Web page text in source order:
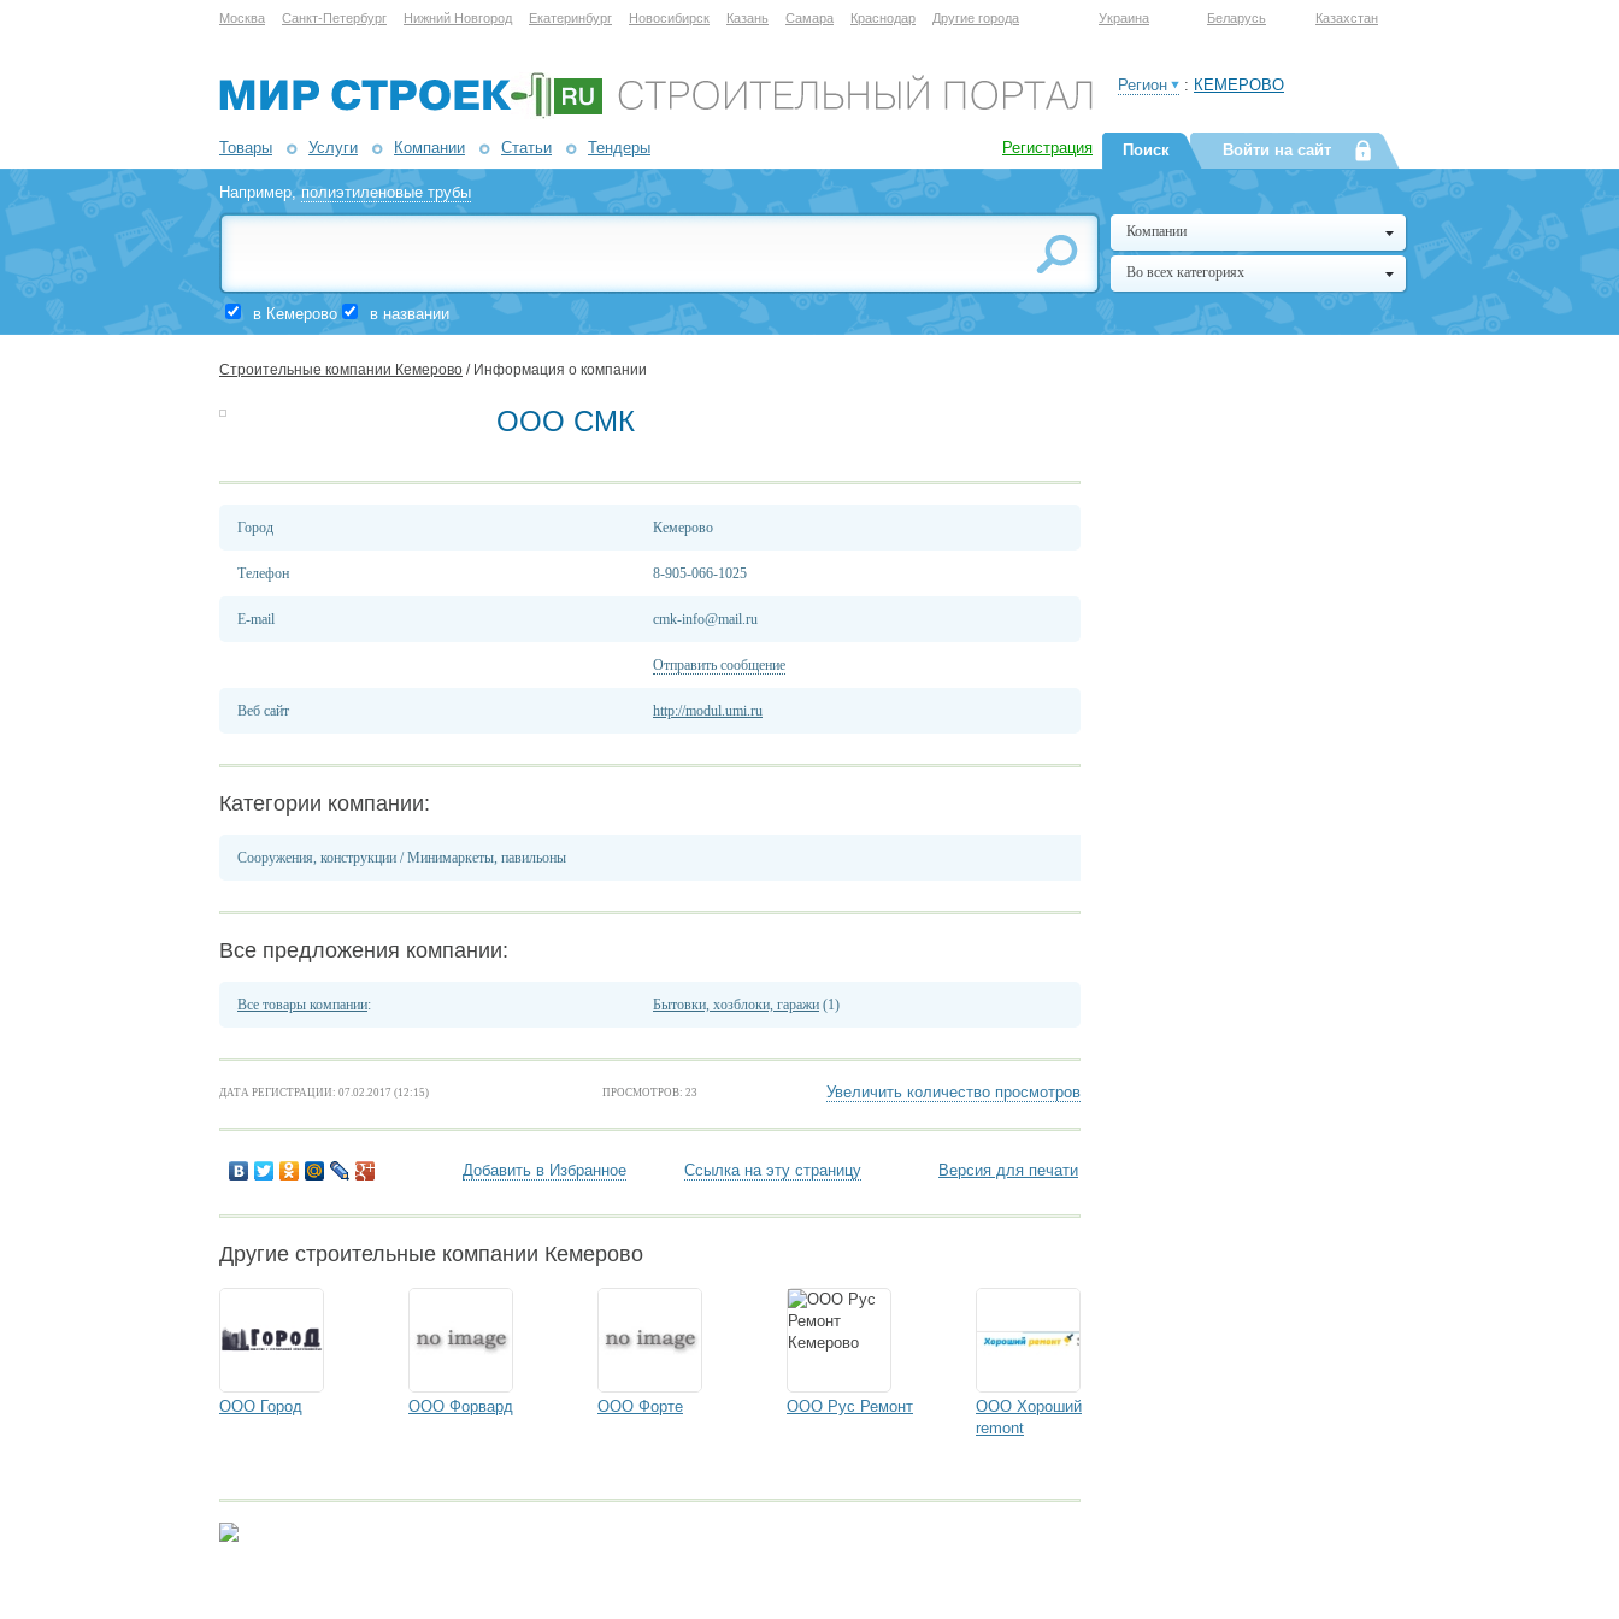
Москва Санкт-Петербург Нижний Новгород Екатеринбург Новосибирск Казань Самара Краснодар Другие города Украина Беларусь Казахстан
Товары Услуги Компании Статьи Тендеры Регистрация
Регион : КЕМЕРОВО
Например,полиэтиленовые трубы
в Кемерово в названии
Поиск Войти на сайт
Компании
Во всех категориях
Строительные компании Кемерово / Информация о компании
ООО СМК
Город Кемерово
Телефон 8-905-066-1025
E-mail cmk-info@mail.ru
Отправить сообщение
Веб сайт http://modul.umi.ru
Категории компании:
Сооружения, конструкции /Минимаркеты, павильоны
Все предложения компании:
Все товары компании: Бытовки, хозблоки, гаражи (1)
ДАТА РЕГИСТРАЦИИ: 07.02.2017 (12:15) ПРОСМОТРОВ: 23 Увеличить количество просмотров
Добавить в Избранное Ссылка на эту страницу Версия для печати
Другие строительные компании Кемерово
ООО Город ООО Форвард ООО Форте ООО Рус Ремонт
ООО Хороший
remont